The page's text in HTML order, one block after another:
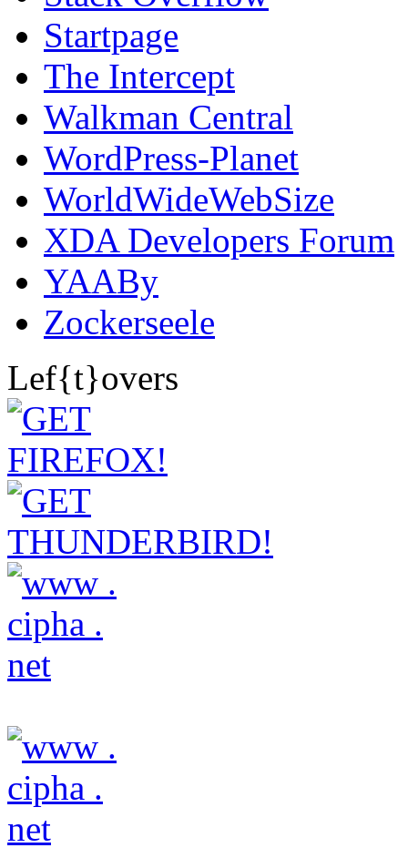
Startpage
The Intercept
Walkman Central
WordPress-Planet
WorldWideWebSize
XDA Developers Forum
YAABy
Zockerseele
Lef{t}overs